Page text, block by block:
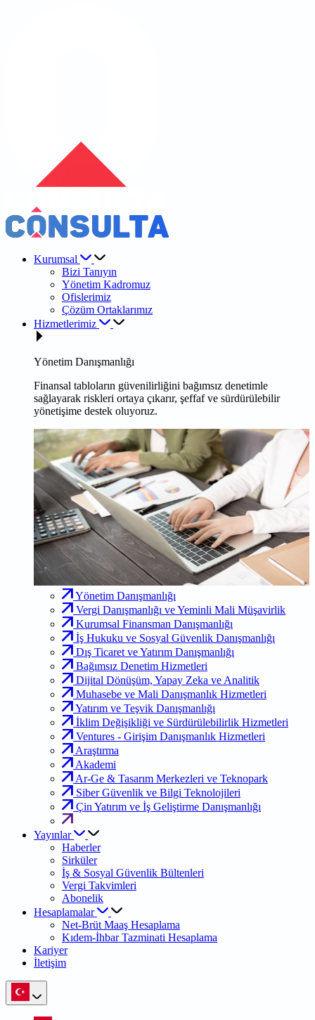
Kurumsal
Bizi Tanıyın
Yönetim Kadromuz
Ofislerimiz
Çözüm Ortaklarımız
Hizmetlerimiz
Yönetim Danışmanlığı
Finansal tabloların güvenilirliğini bağımsız denetimle
sağlayarak riskleri ortaya çıkarır, şeffaf ve sürdürülebilir
yönetişime destek oluyoruz.
Yönetim Danışmanlığı
Vergi Danışmanlığı ve Yeminli Mali Müşavirlik
Kurumsal Finansman Danışmanlığı
İş Hukuku ve Sosyal Güvenlik Danışmanlığı
Dış Ticaret ve Yatırım Danışmanlığı
Bağımsız Denetim Hizmetleri
Dijital Dönüşüm, Yapay Zeka ve Analitik
Muhasebe ve Mali Danışmanlık Hizmetleri
Yatırım ve Teşvik Danışmanlığı
İklim Değişikliği ve Sürdürülebilirlik Hizmetleri
Ventures - Girişim Danışmanlık Hizmetleri
Araştırma
Akademi
Ar-Ge & Tasarım Merkezleri ve Teknopark
Siber Güvenlik ve Bilgi Teknolojileri
Çin Yatırım ve İş Geliştirme Danışmanlığı
Yayınlar
Haberler
Sirküler
İş & Sosyal Güvenlik Bültenleri
Vergi Takvimleri
Abonelik
Hesaplamalar
Net-Brüt Maaş Hesaplama
Kıdem-İhbar Tazminati Hesaplama
Kariyer
İletişim